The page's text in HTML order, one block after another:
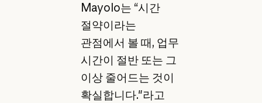
Mayolo는 “시간
절약이라는
관점에서 볼 때, 업무
시간이 절반 또는 그
이상 줄어드는 것이
확실합니다."라고